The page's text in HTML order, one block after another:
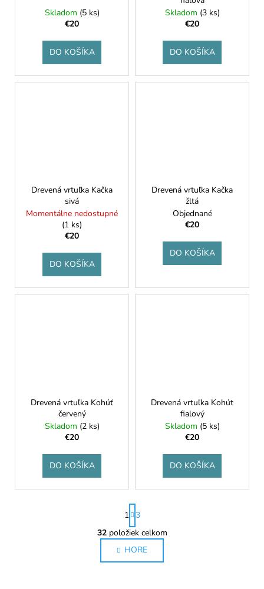
Skladom (5 ks)
€20
DO KOŠÍKA
Skladom (3 ks)
€20
DO KOŠÍKA
Drevená vrtuľka Kačka
sivá
Momentálne nedostupné
(1 ks)
€20
DO KOŠÍKA
Drevená vrtuľka Kačka
žltá
Objednané
€20
DO KOŠÍKA
Drevená vrtuľka Kohúť
červený
Skladom (2 ks)
€20
DO KOŠÍKA
Drevená vrtuľka Kohút
fialový
Skladom (5 ks)
€20
DO KOŠÍKA
O
v
l
S
t
r
á
n
k
1
3
32položiek celkom
HORE